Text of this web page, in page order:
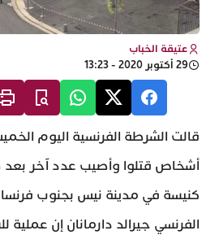
عتيقة الخباب
29 أكتوبر 2020 - 13:23
أشخاص قتلوا وأصيب عدد آخر
كنيسة في مدينة نيس بجنوب
الفرنسي جيرالد دارمانان إن عملية